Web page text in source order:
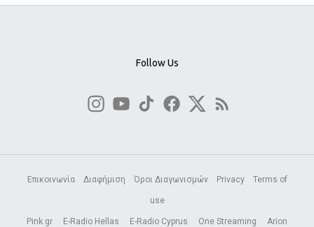
Follow Us
Επικοινωνία Διαφήμιση Όροι Διαγωνισμών Privacy Terms of
use
Pink.gr E-Radio Hellas E-Radio Cyprus One Streaming Arion